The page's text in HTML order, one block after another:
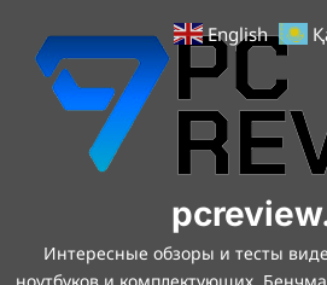
содержимому
Интересные обзоры и тесты
English